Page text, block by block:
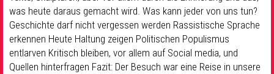
was heute daraus gemacht wird. Was kann jeder von uns tun?
Geschichte darf nicht vergessen werden Rassistische Sprache
erkennen Heute Haltung zeigen Politischen Populismus
entlarven Kritisch bleiben, vor allem auf Social media, und
Quellen hinterfragen Fazit: Der Besuch war eine Reise in unsere